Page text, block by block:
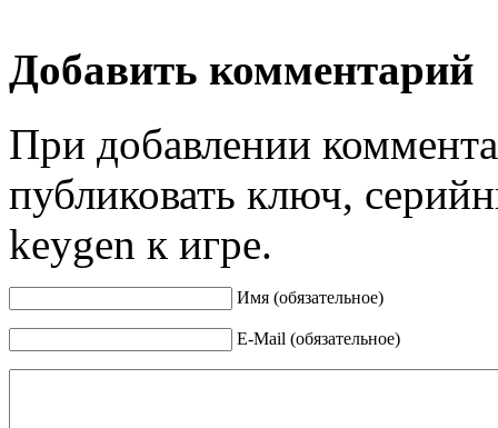
Добавить комментарий
При добавлении
публиковать ключ,
keygen к игре.
Имя (обязательное)
E-Mail (обязательное)